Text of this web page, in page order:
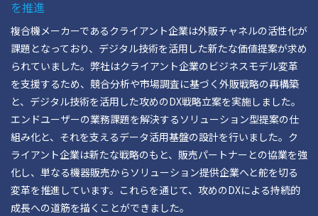
を推進
複合機メーカーであるクライアント企業は外販チャネルの活性化が
課題となっており、デジタル技術を活用した新たな価値提案が求め
られていました。弊社はクライアント企業のビジネスモデル変革
を支援するため、競合分析や市場調査に基づく外販戦略の再構築
と、デジタル技術を活用した攻めのDX戦略立案を実施しました。
エンドユーザーの業務課題を解決するソリューション型提案の仕
組み化と、それを支えるデータ活用基盤の設計を行いました。ク
ライアント企業は新たな戦略のもと、販売パートナーとの協業を強
化し、単なる機器販売からソリューション提供企業へと舵を切る
変革を推進しています。これらを通じて、攻めのDXによる持続的
成長への道筋を描くことができました。